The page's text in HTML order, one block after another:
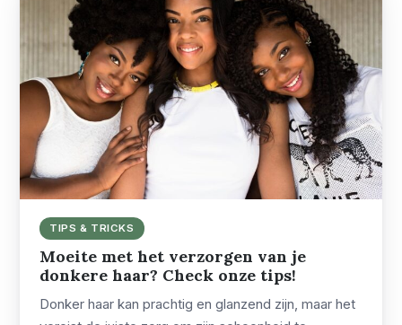
TIPS & TRICKS
Moeite met het verzorgen van je
donkere haar? Check onze tips!
Donker haar kan prachtig en glanzend zijn, maar het